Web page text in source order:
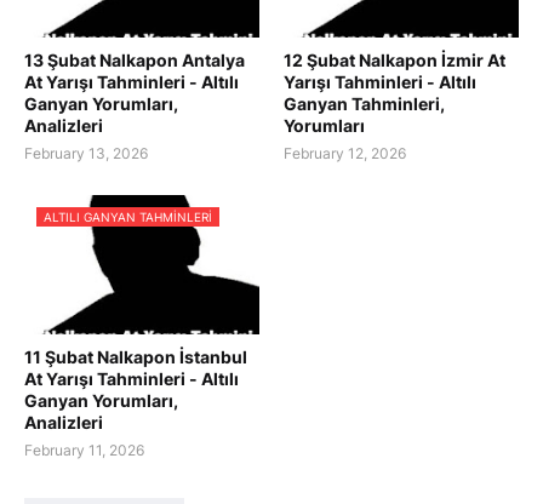
13 Şubat Nalkapon Antalya
At Yarışı Tahminleri - Altılı
Ganyan Yorumları,
Analizleri
February 13, 2026
12 Şubat Nalkapon İzmir At
Yarışı Tahminleri - Altılı
Ganyan Tahminleri,
Yorumları
February 12, 2026
ALTILI GANYAN TAHMINLERI
11 Şubat Nalkapon İstanbul
At Yarışı Tahminleri - Altılı
Ganyan Yorumları,
Analizleri
February 11, 2026